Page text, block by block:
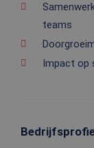
teams
Impact op